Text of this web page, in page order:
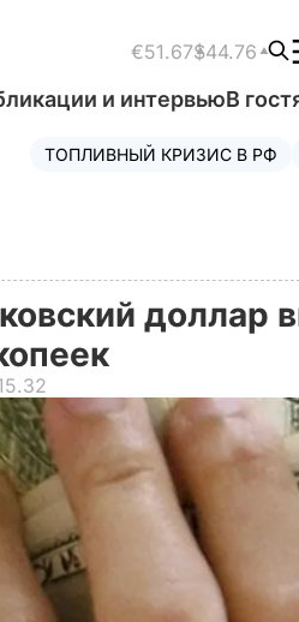
€51.67$44.76
и интервьюВ
ТОПЛИВНЫЙ КРИЗИС В РФ
доллар